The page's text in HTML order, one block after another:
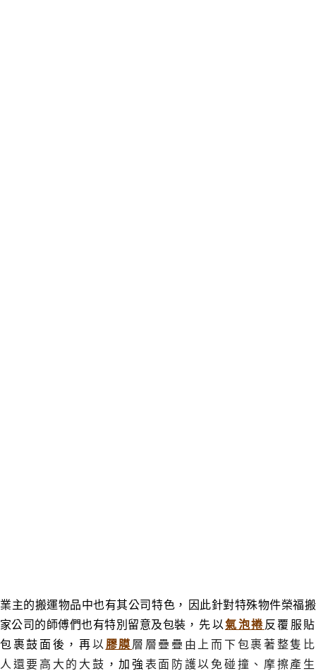
業主的搬運物品中也有其公司特色 ，
因此針對特殊物件榮福搬
家公司的師傅們也有特別留意及包裝 ，先以氣泡捲 反覆服貼
包裹鼓面後 ，再以 膠膜 層層疊疊由上而下包裹著整隻比
人還要高大的大鼓 ，加強 表面防護以免碰撞 、摩擦產生